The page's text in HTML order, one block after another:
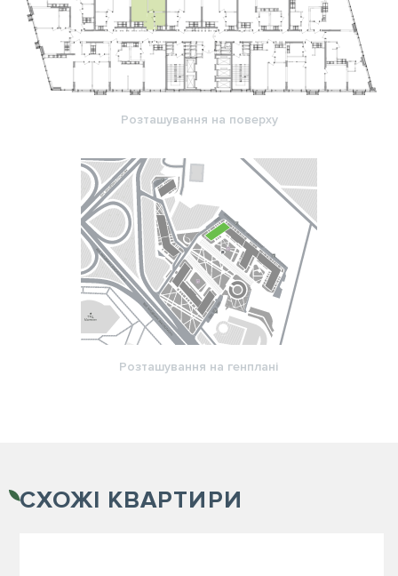
Розташування на поверху
Розташування на генплані
СХОЖІ КВАРТИРИ